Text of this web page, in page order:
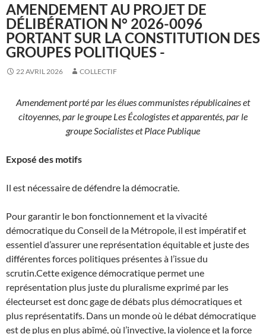
AMENDEMENT AU PROJET DE
DÉLIBÉRATION N° 2026-0096
PORTANT SUR LA CONSTITUTION DES
GROUPES POLITIQUES -
22 AVRIL 2026 COLLECTIF
Amendement porté par les élues communistes républicaines et
citoyennes, par le groupe Les Écologistes et apparentés, par le
groupe Socialisteset Place Publique
Exposé des motifs
Il est nécessaire de défendre la démocratie.
Pour garantir le bon fonctionnement et la vivacité
démocratique du Conseil de la Métropole, il est impératif et
essentiel d’assurer une représentation équitable et juste des
différentes forces politiques présentes à l’issue du
scrutin.Cette exigence démocratique permet une
représentation plus juste du pluralisme exprimé par les
électeurset est donc gage de débats plus démocratiques et
plus représentatifs. Dans un monde où le débat démocratique
est de plus en plus abîmé, où l’invective, la violence et la force